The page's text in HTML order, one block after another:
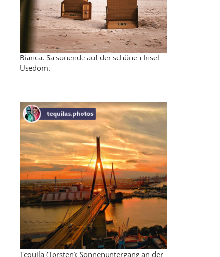
Bianca: Saisonende auf der schönen Insel
Usedom.
Tequila (Torsten): Sonnenuntergang an der